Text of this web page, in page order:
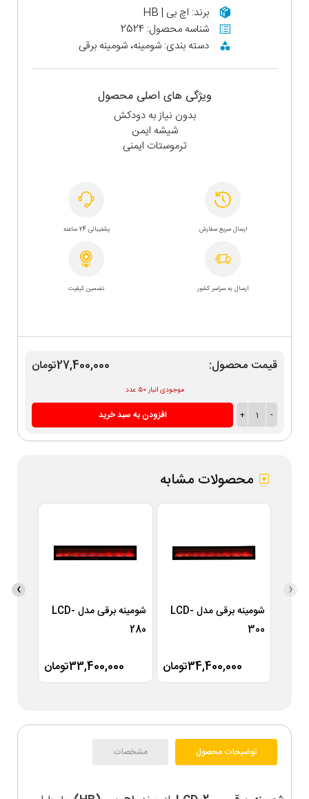
برند: اچ بی | HB
شناسه محصول: 2524
دسته بندی: شومینه، شومینه برقی
ویژگی های اصلی محصول
بدون نیاز به دودکش
شیشه ایمن
ترموستات ایمنی
ارسال سریع سفارش پشتیبانی 24 ساعته
ارسال به سراسر کشور تضمین کیفیت
قیمت محصول: 27,400,000تومان
موجودی انبار 50 عدد
-
1
+ افزودن به سبد خرید
محصولات مشابه
شومینه برقی مدل LCD-
300
34,400,000تومان
شومینه برقی مدل LCD-
280
33,400,000تومان
‹
›
توضیحات محصول مشخصات